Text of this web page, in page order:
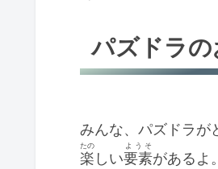
パズドラ
みんな、パズドラが
楽
たの
しい要素
ようそ
があるよ。